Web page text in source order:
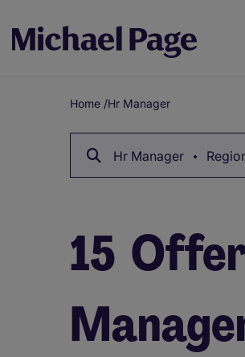
Breadcrumb
Home /Hr Manager
Hr Manager
15